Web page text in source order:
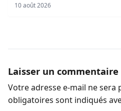
10 août 2026
Laisser un commentaire
Votre adresse e-mail ne sera
obligatoires sont indiqués